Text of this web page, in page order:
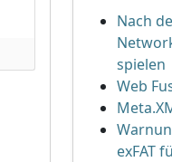
Nach
spielen
Web
exFAT